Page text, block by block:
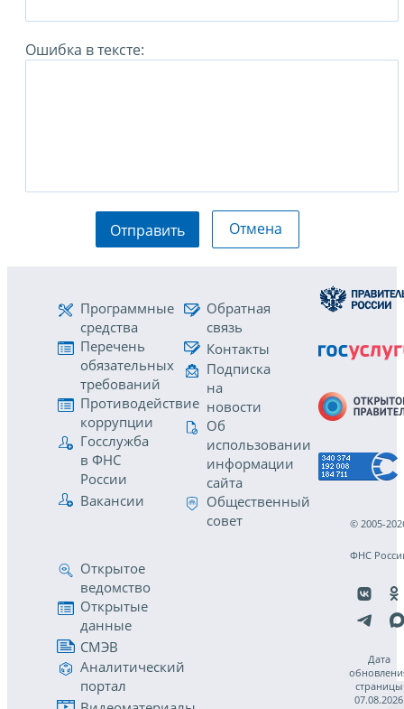
Ошибка в тексте:
Отправить Отмена
Программные
средства
Перечень
обязательных
требований
Противодействие
коррупции
Госслужба
в ФНС
России
Вакансии
Обратная
связь
Контакты
Подписка
на
новости
Об
использовании
информации
сайта
Общественный
совет
Открытое
ведомство
Открытые
данные
СМЭВ
Аналитический
портал
© 2005-
ФНС
Дата
страницы
07.08.2026